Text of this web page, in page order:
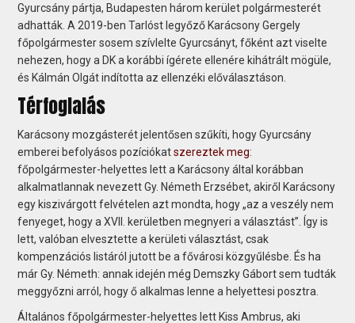
Gyurcsány pártja, Budapesten három kerület polgármesterét
adhatták. A 2019-ben Tarlóst legyőző Karácsony Gergely
főpolgármester sosem szívlelte Gyurcsányt, főként azt viselte
nehezen, hogy a DK a korábbi ígérete ellenére kihátrált mögüle,
és Kálmán Olgát indította az ellenzéki előválasztáson.
Térfoglalás
Karácsony mozgásterét jelentősen szűkíti, hogy Gyurcsány
emberei befolyásos pozíciókatszereztek meg:
főpolgármester-helyettes lett a Karácsony által korábban
alkalmatlannak nevezett Gy. Németh Erzsébet, akiről Karácsony
egy kiszivárgott felvételen azt mondta, hogy „az a veszély nem
fenyeget, hogy a XVII. kerületben megnyeri a választást”. Így is
lett, valóban elvesztette a kerületi választást, csak
kompenzációs listáról jutott be a fővárosi közgyűlésbe. És ha
már Gy. Németh: annak idején még Demszky Gábort sem tudták
meggyőzni arról, hogy ő alkalmas lenne a helyettesi posztra.
Általános főpolgármester-helyettes lett Kiss Ambrus, aki